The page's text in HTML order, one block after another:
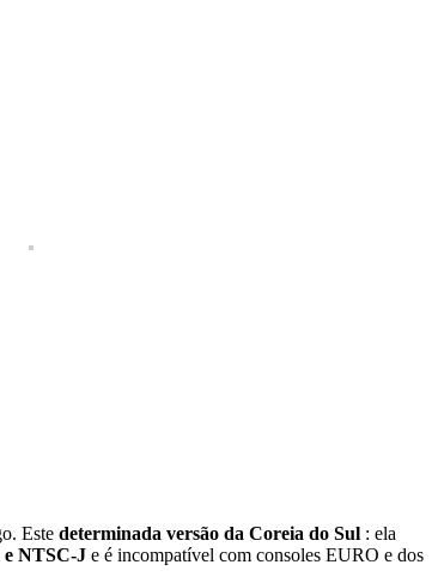
Este determinada versão da Coreia do Sul : ela
e NTSC-J e é incompatível com consoles EURO e dos